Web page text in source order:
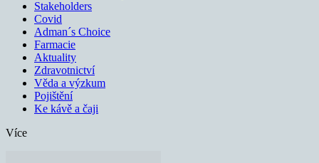
Stakeholders
Covid
Adman´s Choice
Farmacie
Aktuality
Zdravotnictví
Věda a výzkum
Pojištění
Ke kávě a čaji
Více